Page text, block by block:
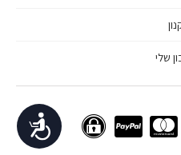
נגישות
שלי